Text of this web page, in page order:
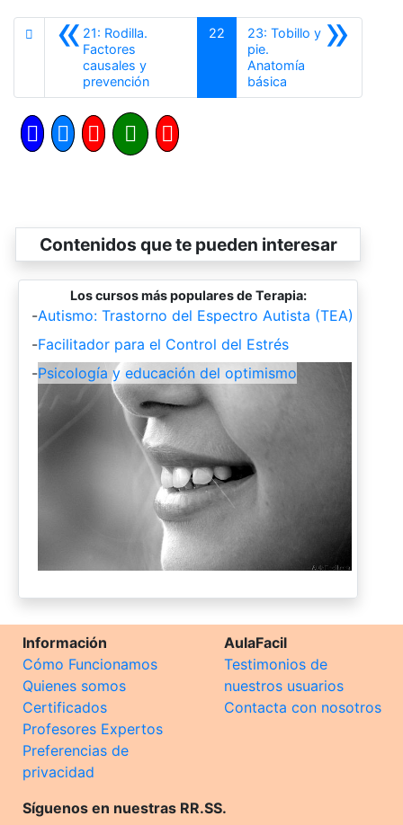
«21: Rodilla.
Factores
causales y
prevenciónAnterior
22 »
23: Tobillo y
pie.
Anatomía
básica
Contenidos que te pueden interesar
Los cursos más populares de Terapia:
-Autismo: Trastorno del Espectro Autista (TEA)
-Facilitador para el Control del Estrés
-Psicología y educación del optimismo
Información
Cómo Funcionamos
Quienes somos
Certificados
Profesores Expertos
Preferencias de
privacidad
AulaFacil
Testimonios de
nuestros usuarios
Contacta con nosotros
Síguenos en nuestras RR.SS.